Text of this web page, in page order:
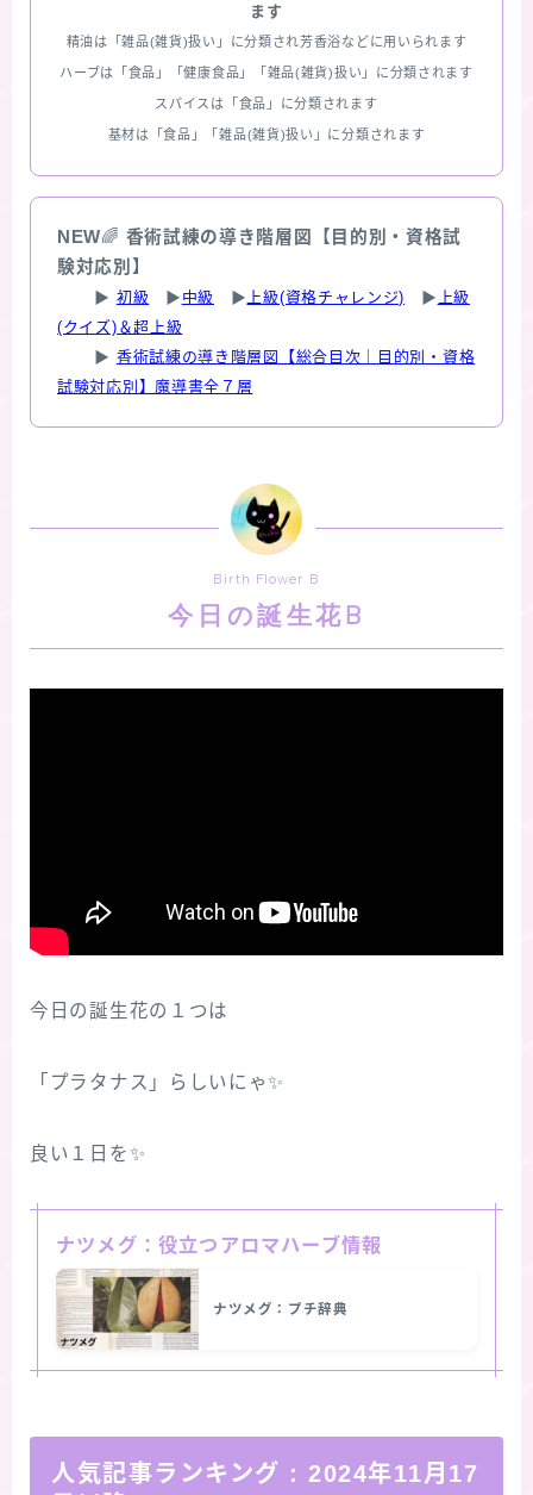
ます
精油は「雑品(雑貨)扱い」に分類され芳香浴などに用いられます
ハーブは「食品」「健康食品」「雑品(雑貨)扱い」に分類されます
スパイスは「食品」に分類されます
基材は「食品」「雑品(雑貨)扱い」に分類されます
NEW🌈 香術試練の導き階層図【目的別・資格試
験対応別】
▶ 初級 ▶ 中級 ▶ 上級(資格チャレンジ) ▶ 上級
(クイズ)＆超上級
▶ 香術試練の導き階層図【総合目次｜目的別・資格
試験対応別】魔導書全７層
Birth Flower B
今日の誕生花B
今日の誕生花の１つは
「プラタナス」らしいにゃ✨
良い１日を✨
ナツメグ：役立つアロマハーブ情報
ナツメグ：プチ辞典
人気記事ランキング : 2024年11月17